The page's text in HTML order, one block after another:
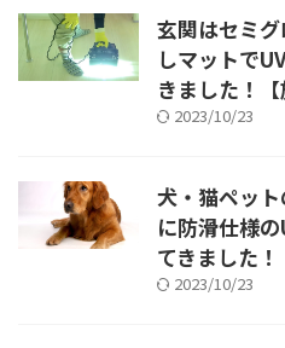
玄関はセミ
しマットで
きました！【
2023/10/23
犬・猫ペッ
に防滑仕様
てきました！
2023/10/23